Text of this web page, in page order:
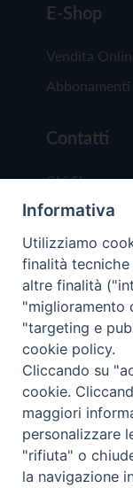
E-Shop
Vendita
Abbonamenti
Contatti
Chi Siamo
Redazione
Scrivici
Copyright
Trentina
Privacy Policy
Informativa
Utilizziamo
finalità
altre finalità
"miglioramento
"targeting e
cookie policy.
Cliccando su
cookie.
maggiori
personalizzare
"rifiuta" o
la navigazione